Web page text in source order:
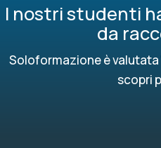
I nostri studenti
da
Soloformazione è
scopri